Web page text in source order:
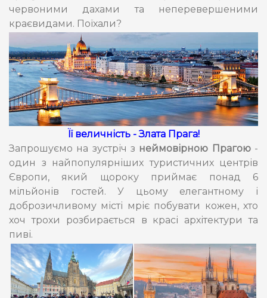
червоними дахами та неперевершеними
краєвидами. Поїхали?
Її величність - Злата Прага!
Запрошуємо на зустріч з неймовірною Прагою-
один з найпопулярніших туристичних центрів
Європи, який щороку приймає понад 6
мільйонів гостей. У цьому елегантному і
доброзичливому місті мріє побувати кожен, хто
хоч трохи розбирається в красі архітектури та
пиві.